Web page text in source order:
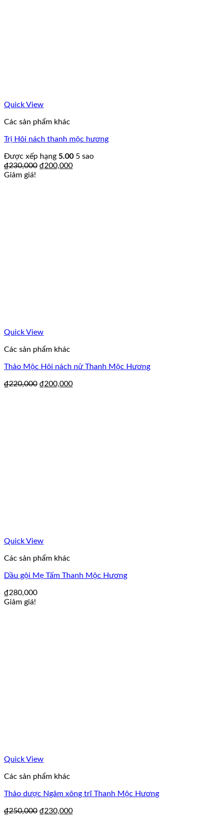
Quick View
Các sản phẩm khác
Trị Hôi nách thanh mộc hương
Được xếp hạng 5.00 5 sao
₫230,000 ₫200,000
Giảm giá!
Quick View
Các sản phẩm khác
Thảo Mộc Hôi nách nữ Thanh Mộc Hương
₫220,000 ₫200,000
Quick View
Các sản phẩm khác
Dầu gội Mẹ Tấm Thanh Mộc Hương
₫280,000
Giảm giá!
Quick View
Các sản phẩm khác
Thảo dược Ngâm xông trĩ Thanh Mộc Hương
₫250,000 ₫230,000